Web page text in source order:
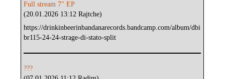
Full stream 7" EP
(20.01.2026 13:12 Rajtche)
https://drinkinbeerinbandanarecords.bandcamp.com/album/dbi
br115-24-24-strage-di-stato-split
???